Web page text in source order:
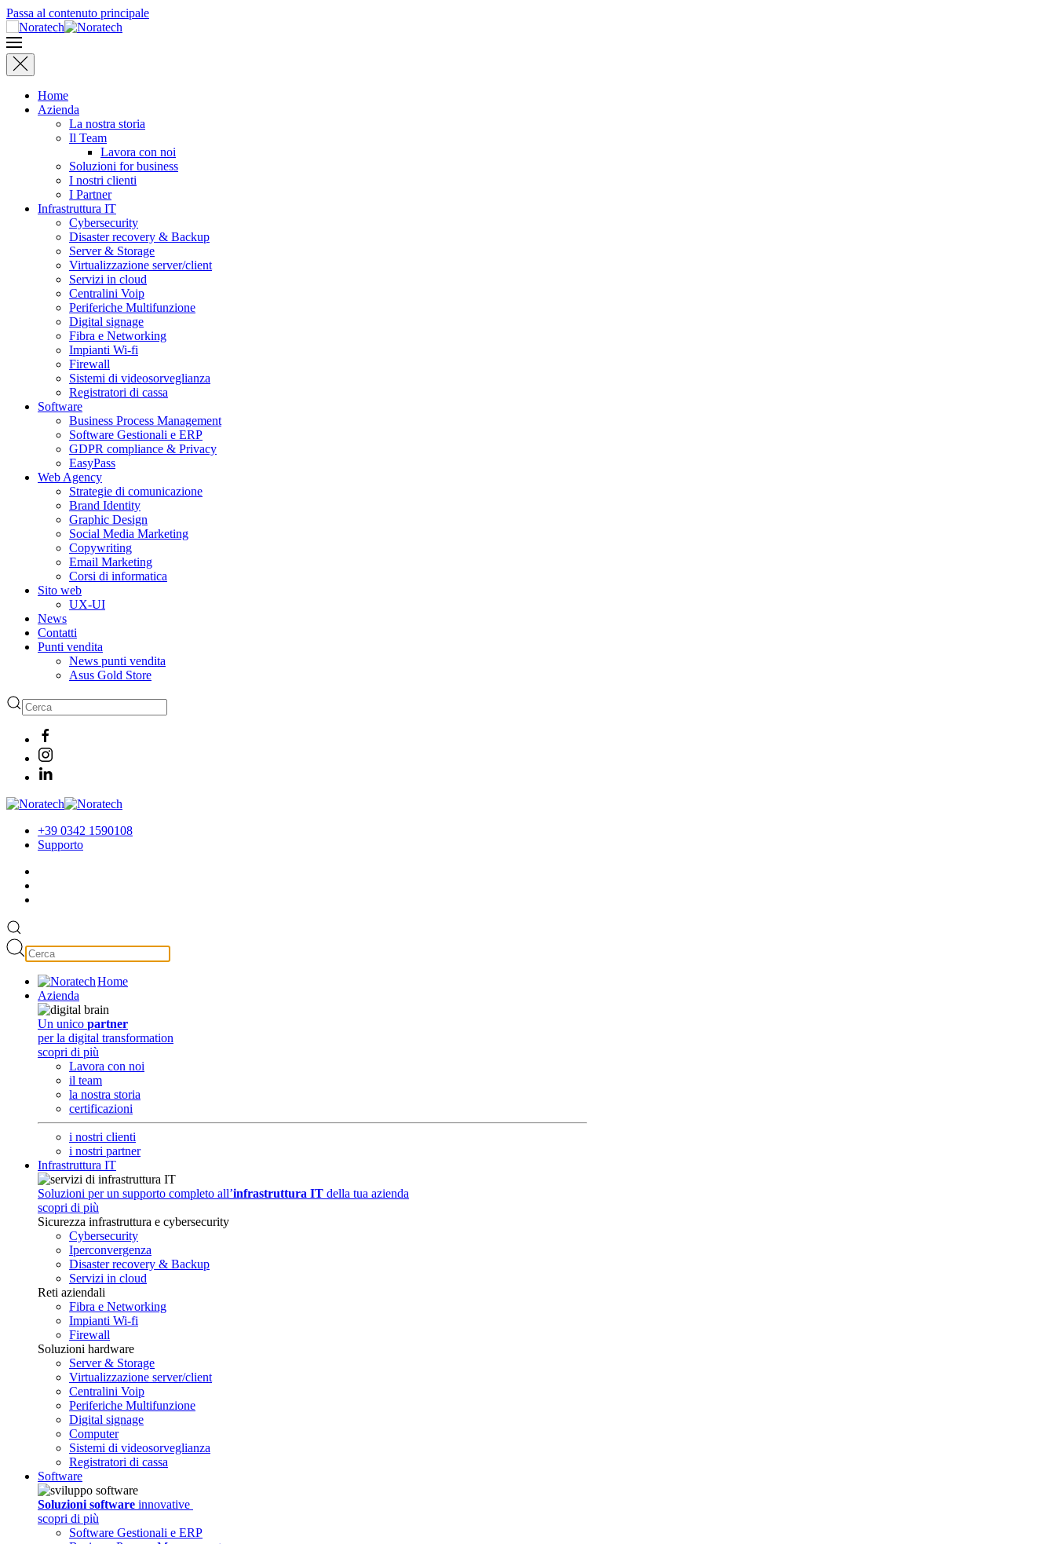
Passa al contenuto principale
Home
Azienda
La nostra storia
Il Team
Lavora con noi
Soluzioni for business
I nostri clienti
I Partner
Infrastruttura IT
Cybersecurity
Disaster recovery & Backup
Server & Storage
Virtualizzazione server/client
Servizi in cloud
Centralini Voip
Periferiche Multifunzione
Digital signage
Fibra e Networking
Impianti Wi-fi
Firewall
Sistemi di videosorveglianza
Registratori di cassa
Software
Business Process Management
Software Gestionali e ERP
GDPR compliance & Privacy
EasyPass
Web Agency
Strategie di comunicazione
Brand Identity
Graphic Design
Social Media Marketing
Copywriting
Email Marketing
Corsi di informatica
Sito web
UX-UI
News
Contatti
Punti vendita
News punti vendita
Asus Gold Store
+39 0342 1590108
Supporto
Home
Azienda
Un unico partner
per la digital transformation
scopri di più
Lavora con noi
il team
la nostra storia
certificazioni
i nostri clienti
i nostri partner
Infrastruttura IT
Soluzioni per un supporto completo all’infrastruttura IT della tua azienda
scopri di più
Sicurezza infrastruttura e cybersecurity
Cybersecurity
Iperconvergenza
Disaster recovery & Backup
Servizi in cloud
Reti aziendali
Fibra e Networking
Impianti Wi-fi
Firewall
Soluzioni hardware
Server & Storage
Virtualizzazione server/client
Centralini Voip
Periferiche Multifunzione
Digital signage
Computer
Sistemi di videosorveglianza
Registratori di cassa
Software
Soluzioni software innovative
scopri di più
Software Gestionali e ERP